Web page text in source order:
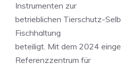
Instrumenten zur
betrieblichen Tierschutz-
Fischhaltung
beteiligt. Mit dem 2024
Referenzzentrum für